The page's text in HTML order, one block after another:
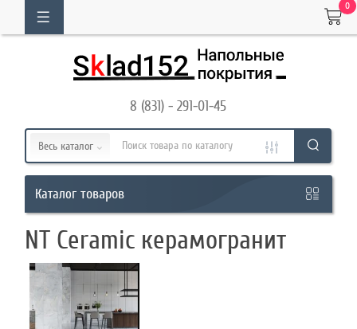
Обратный
звонок
0
8 (831) - 291-01-45
Весь каталог
Каталог товаров
NT Ceramic керамогранит